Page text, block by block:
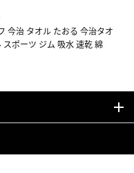
今治 タオル たおる 今治タオ
ポーツ ジム 吸水 速乾 綿